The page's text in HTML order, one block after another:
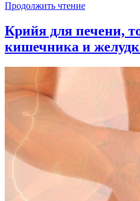
Продолжить чтение
Крийя для печени,
кишечника и